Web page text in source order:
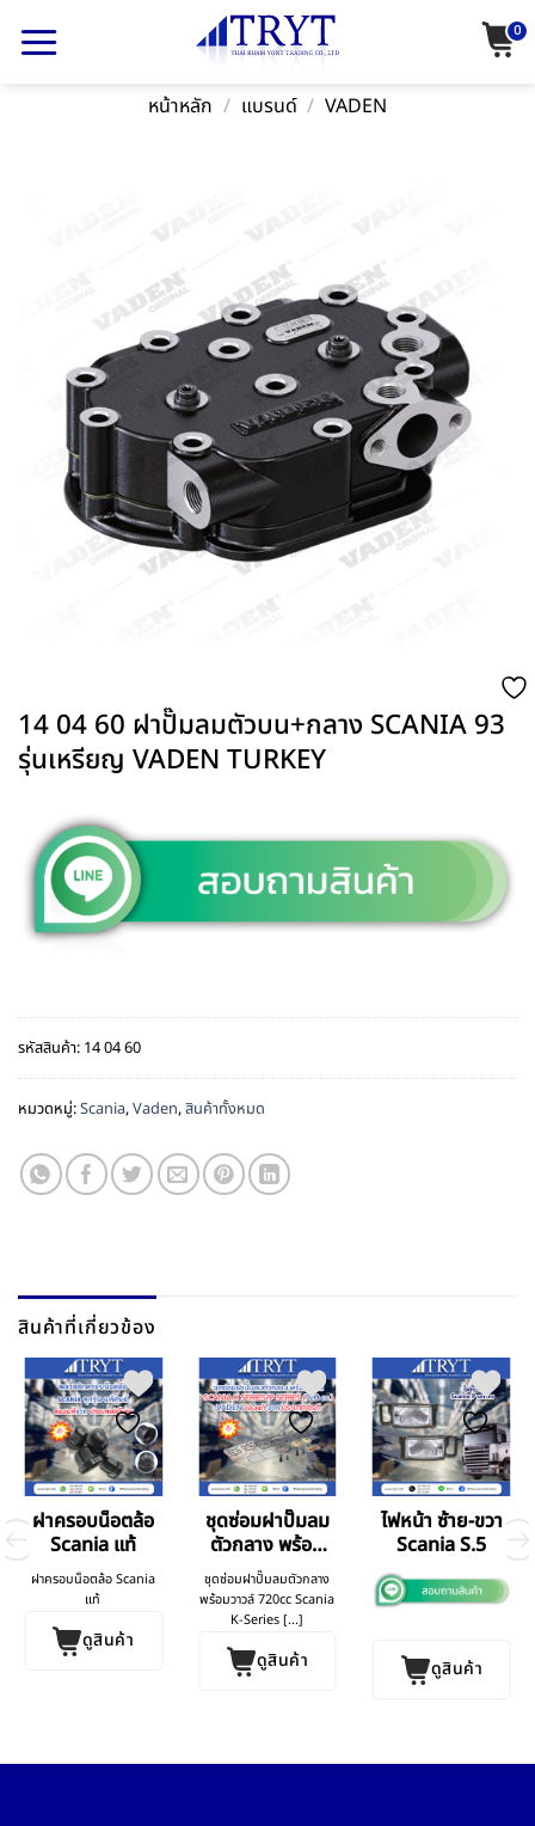
0
หน้าหลัก / แบรนด์ / VADEN
14 04 60 ฝาปั๊มลมตัวบน+กลาง SCANIA 93
รุ่นเหรียญ VADEN TURKEY
รหัสสินค้า: 14 04 60
หมวดหมู่:Scania,Vaden,สินค้าทั้งหมด
สินค้าที่เกี่ยวข้อง
ฝาครอบน็อตล้อ
Scania แท้
ฝาครอบน็อตล้อ Scania
แท้
ดูสินค้า
ชุดซ่อมฝาปั๊มลม
ตัวกลาง พร้อม
วาล์ว 720cc
Scania K-Series
P-Series
ชุดซ่อมฝาปั๊มลมตัวกลาง
พร้อมวาวล์ 720cc Scania
K-Series [...]
ดูสินค้า
ไฟหน้า ซ้าย-ขวา
Scania S.5
ดูสินค้า